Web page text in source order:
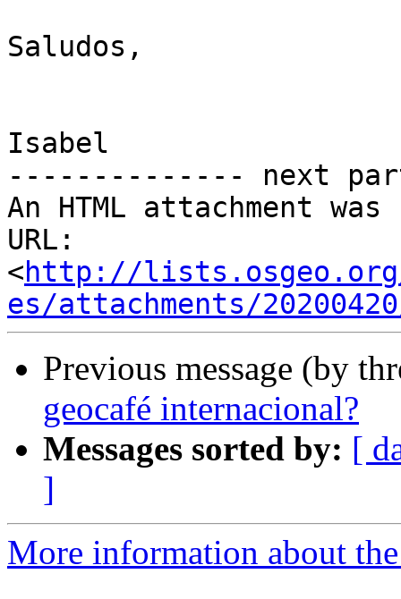
Saludos,
Isabel
-------------- next
An HTML attachment
URL:
<http://
es/attachments/
Previous message (by
geocafé internacional?
Messages sorted by: [
]
More information about